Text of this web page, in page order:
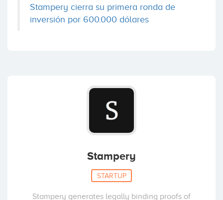
Stampery cierra su primera ronda de
inversión por 600.000 dólares
Stampery
STARTUP
Stampery generates legally binding proofs of